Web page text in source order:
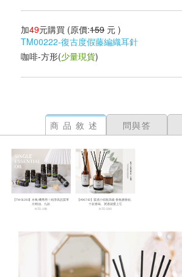
加49元購買 (原價:159 元 )
TM00222-復古度假藤編織耳針
咖啡-方形(少量現貨)
商品敘述 問與答